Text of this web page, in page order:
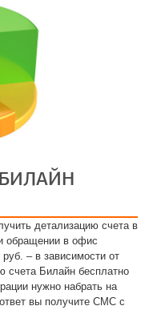
детализацию счета в
обращении в офис
– в зависимости от
счета Билайн бесплатно
нужно набрать на
вы получите СМС с